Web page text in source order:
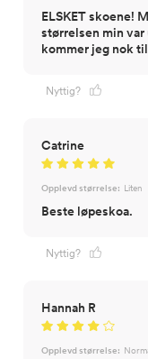
ELSKET skoene!
størrelsen min
kommer jeg nok
Nyttig?
Catrine
Opplevd størrelse: Liten
Beste løpeskoa.
Nyttig?
Hannah R
Opplevd størrelse: